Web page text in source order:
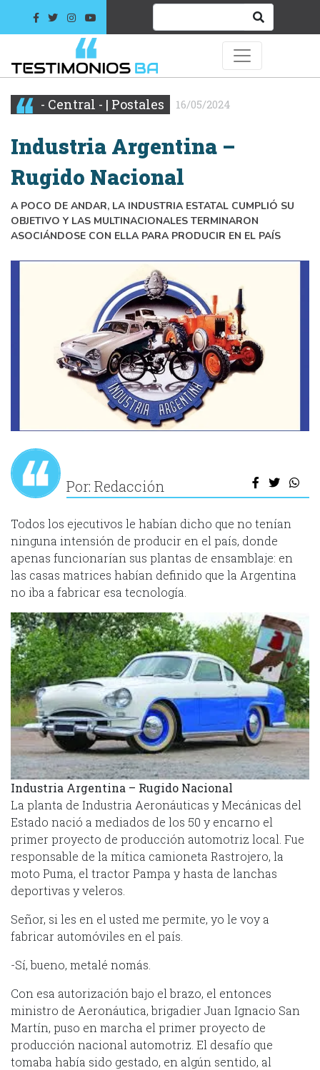
- Central - | Postales 16/05/2024
Industria Argentina –
Rugido Nacional
A POCO DE ANDAR, LA INDUSTRIA ESTATAL CUMPLIÓ SU
OBJETIVO Y LAS MULTINACIONALES TERMINARON
ASOCIÁNDOSE CON ELLA PARA PRODUCIR EN EL PAÍS
Por: Redacción
Todos los ejecutivos le habían dicho que no tenían
ninguna intensión de producir en el país, donde
apenas funcionarían sus plantas de ensamblaje: en
las casas matrices habían definido que la Argentina
no iba a fabricar esa tecnología.
Industria Argentina – Rugido Nacional
La planta de Industria Aeronáuticas y Mecánicas del
Estado nació a mediados de los 50 y encarno el
primer proyecto de producción automotriz local. Fue
responsable de la mítica camioneta Rastrojero, la
moto Puma, el tractor Pampa y hasta de lanchas
deportivas y veleros.
Señor, si les en el usted me permite, yo le voy a
fabricar automóviles en el país.
-Sí, bueno, metalé nomás.
Con esa autorización bajo el brazo, el entonces
ministro de Aeronáutica, brigadier Juan Ignacio San
Martín, puso en marcha el primer proyecto de
producción nacional automotriz. El desafío que
tomaba había sido gestado, en algún sentido, al